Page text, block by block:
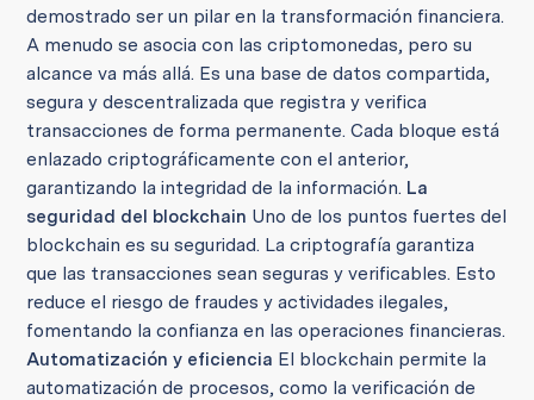
demostrado ser un pilar en la transformación financiera.
A menudo se asocia con las criptomonedas, pero su
alcance va más allá. Es una base de datos compartida,
segura y descentralizada que registra y verifica
transacciones de forma permanente. Cada bloque está
enlazado criptográficamente con el anterior,
garantizando la integridad de la información. La
seguridad del blockchain Uno de los puntos fuertes del
blockchain es su seguridad. La criptografía garantiza
que las transacciones sean seguras y verificables. Esto
reduce el riesgo de fraudes y actividades ilegales,
fomentando la confianza en las operaciones financieras.
Automatización y eficiencia El blockchain permite la
automatización de procesos, como la verificación de